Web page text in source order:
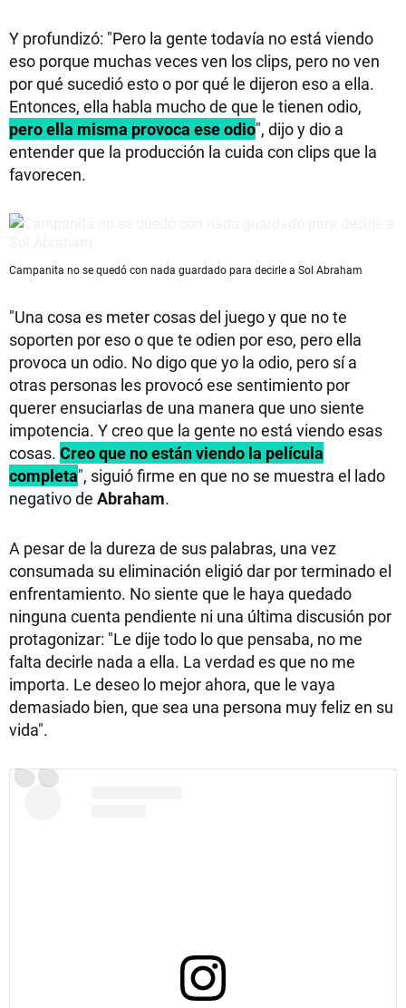
Y profundizó: "Pero la gente todavía no está viendo
eso porque muchas veces ven los clips, pero no ven
por qué sucedió esto o por qué le dijeron eso a ella.
Entonces, ella habla mucho de que le tienen odio,
pero ella misma provoca ese odio", dijo y dio a
entender que la producción la cuida con clips que la
favorecen.
Campanita no se quedó con nada guardado para decirle a Sol Abraham
"Una cosa es meter cosas del juego y que no te
soporten por eso o que te odien por eso, pero ella
provoca un odio. No digo que yo la odio, pero sí a
otras personas les provocó ese sentimiento por
querer ensuciarlas de una manera que uno siente
impotencia. Y creo que la gente no está viendo esas
cosas. Creo que no están viendo la película
completa", siguió firme en que no se muestra el lado
negativo de Abraham.
A pesar de la dureza de sus palabras, una vez
consumada su eliminación eligió dar por terminado el
enfrentamiento. No siente que le haya quedado
ninguna cuenta pendiente ni una última discusión por
protagonizar: "Le dije todo lo que pensaba, no me
falta decirle nada a ella. La verdad es que no me
importa. Le deseo lo mejor ahora, que le vaya
demasiado bien, que sea una persona muy feliz en su
vida".